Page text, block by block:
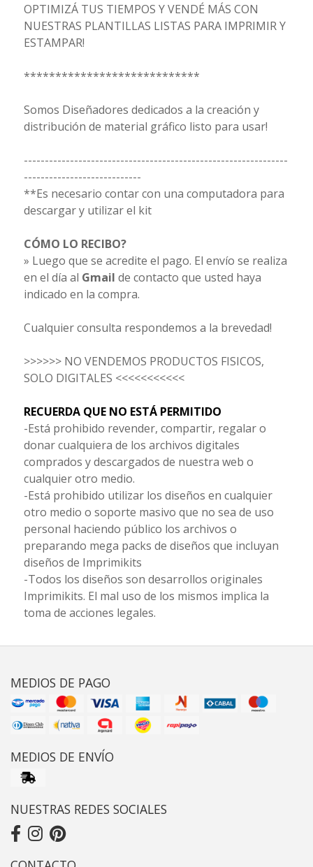
OPTIMIZÁ TUS TIEMPOS Y VENDÉ MÁS CON
NUESTRAS PLANTILLAS LISTAS PARA IMPRIMIR Y
ESTAMPAR!
****************************
Somos Diseñadores dedicados a la creación y
distribución de material gráfico listo para usar!
---------------------------------------------------------------
----------------------------
**Es necesario contar con una computadora para
descargar y utilizar el kit
CÓMO LO RECIBO?
» Luego que se acredite el pago. El envío se realiza
en el día al Gmail de contacto que usted haya
indicado en la compra.
Cualquier consulta respondemos a la brevedad!
>>>>>> NO VENDEMOS PRODUCTOS FISICOS,
SOLO DIGITALES <<<<<<<<<<<
RECUERDA QUE NO ESTÁ PERMITIDO
-Está prohibido revender, compartir, regalar o
donar cualquiera de los archivos digitales
comprados y descargados de nuestra web o
cualquier otro medio.
-Está prohibido utilizar los diseños en cualquier
otro medio o soporte masivo que no sea de uso
personal haciendo público los archivos o
preparando mega packs de diseños que incluyan
diseños de Imprimikits
-Todos los diseños son desarrollos originales
Imprimikits. El mal uso de los mismos implica la
toma de acciones legales.
MEDIOS DE PAGO
MEDIOS DE ENVÍO
NUESTRAS REDES SOCIALES